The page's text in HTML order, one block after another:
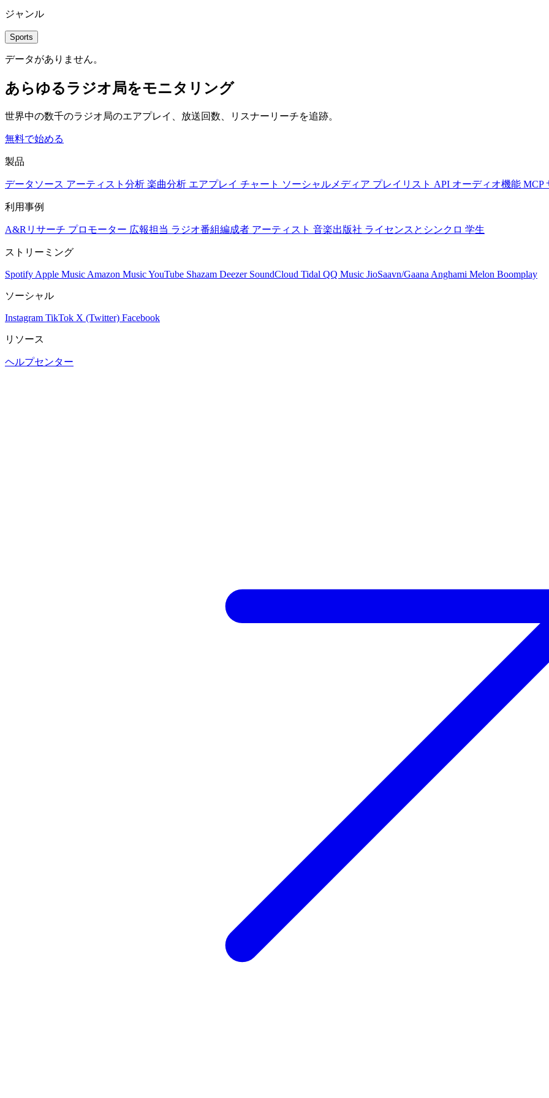
ジャンル
Sports
データがありません。
あらゆるラジオ局をモニタリング
世界中の数千のラジオ局のエアプレイ、放送回数、リスナーリーチを追跡。
無料で始める
製品
データソース アーティスト分析 楽曲分析 エアプレイ チャート ソーシャルメディア プレイリスト API オーディオ機能 MCP
利用事例
A&Rリサーチ プロモーター 広報担当 ラジオ番組編成者 アーティスト 音楽出版社 ライセンスとシンクロ 学生
ストリーミング
Spotify Apple Music Amazon MusicYouTube Shazam Deezer SoundCloud Tidal QQ Music JioSaavn/Gaana Anghami Melon Boomplay
ソーシャル
Instagram TikTok X (Twitter) Facebook
リソース
ヘルプセンター